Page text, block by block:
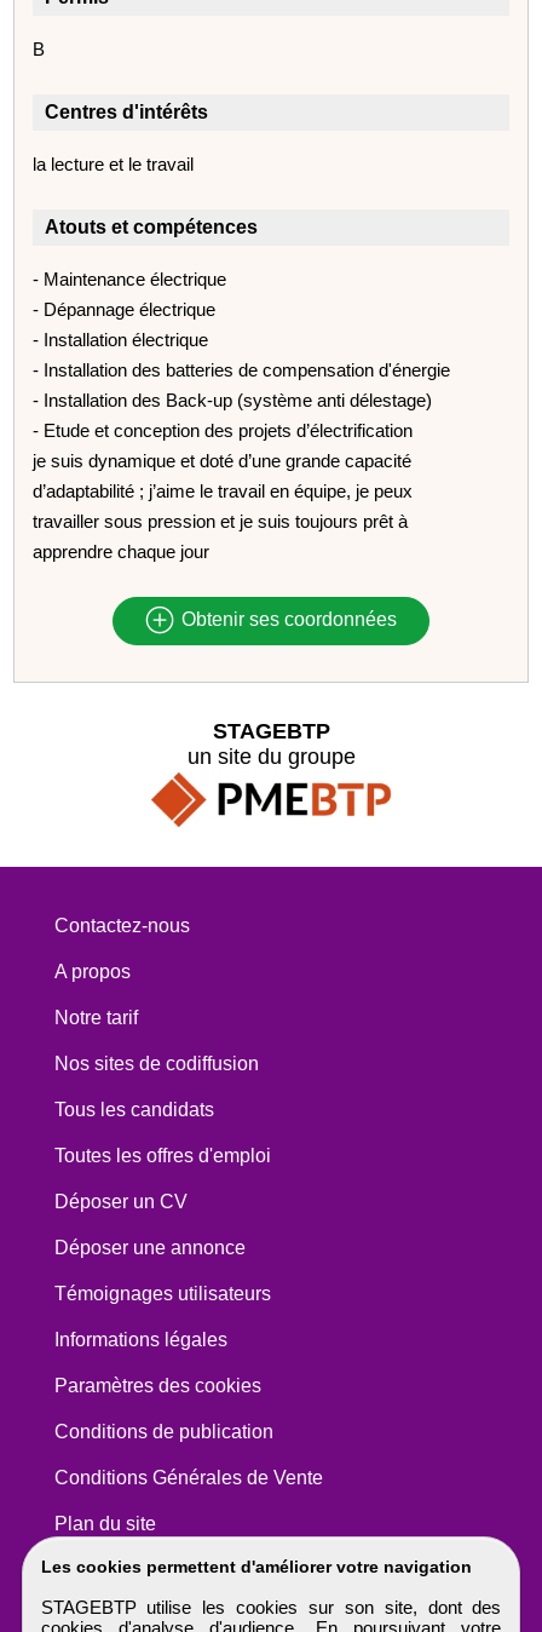
B
Centres d'intérêts
la lecture et le travail
Atouts et compétences
- Maintenance électrique
- Dépannage électrique
- Installation électrique
- Installation des batteries de compensation d'énergie
- Installation des Back-up (système anti délestage)
- Etude et conception des projets d’électrification
je suis dynamique et doté d’une grande capacité
d’adaptabilité ; j’aime le travail en équipe, je peux
travailler sous pression et je suis toujours prêt à
apprendre chaque jour
Obtenir ses coordonnées
Les cookies permettent d'améliorer votre navigation
STAGEBTP utilise les cookies sur son site, dont des
cookies d'analyse d'audience. En poursuivant votre
STAGEBTP
un site du groupe
Contactez-nous
A propos
Notre tarif
Nos sites de codiffusion
Tous les candidats
Toutes les offres d'emploi
Déposer un CV
Déposer une annonce
Témoignages utilisateurs
Informations légales
Paramètres des cookies
Conditions de publication
Conditions Générales de Vente
Plan du site